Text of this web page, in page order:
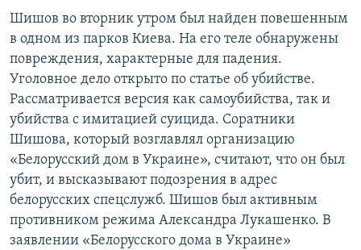
Шишов во вторник утром был найден повешенным
в одном из парков Киева. На его теле обнаружены
повреждения, характерные для падения.
Уголовное дело открыто по статье об убийстве.
Рассматривается версия как самоубийства, так и
убийства с имитацией суицида. Соратники
Шишова, который возглавлял организацию
«Белорусский дом в Украине», считают, что он был
убит, и высказывают подозрения в адрес
белорусских спецслужб. Шишов был активным
противником режима Александра Лукашенко. В
заявлении «Белорусского дома в Украине»